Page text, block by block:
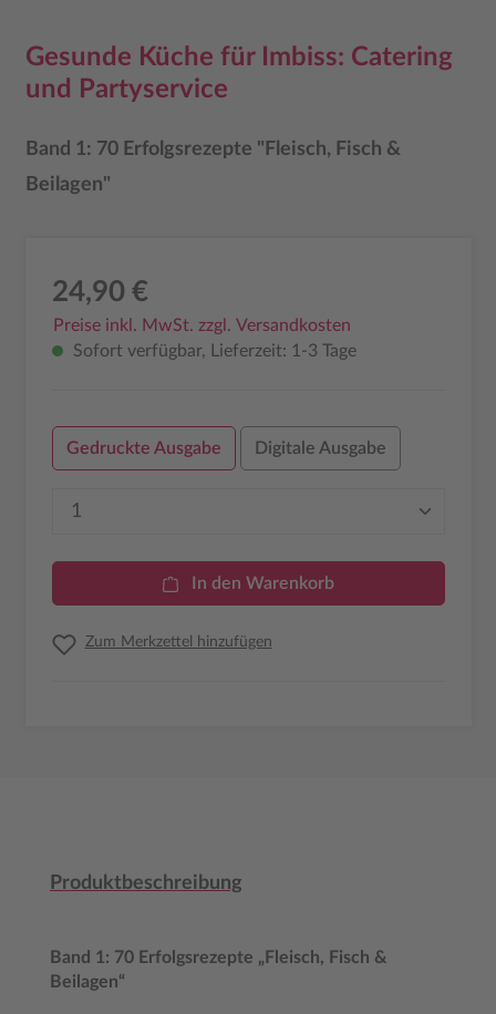
Gesunde Küche für Imbiss: Catering
und Partyservice
Band 1: 70 Erfolgsrezepte "Fleisch, Fisch &
Beilagen"
24,90 €
Preise inkl. MwSt. zzgl. Versandkosten
Sofort verfügbar, Lieferzeit: 1-3 Tage
Gedruckte Ausgabe Digitale Ausgabe
Produkt Anzahl: Gib den gewünschten
In den Warenkorb
Zum Merkzettel hinzufügen
Produktbeschreibung
Band 1: 70 Erfolgsrezepte „Fleisch, Fisch &
Beilagen“